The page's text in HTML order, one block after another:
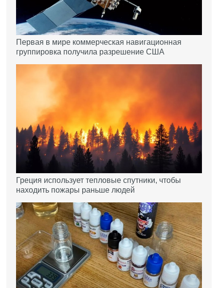
Первая в мире коммерческая навигационная
группировка получила разрешение США
Греция использует тепловые спутники, чтобы
находить пожары раньше людей